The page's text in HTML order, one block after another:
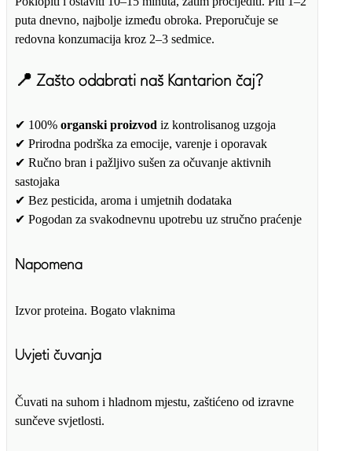
puta dnevno, najbolje između obroka. Preporučuje se
redovna konzumacija kroz 2–3 sedmice.
📍 Zašto odabrati naš Kantarion čaj?
✔ 100% organski proizvod iz kontrolisanog uzgoja
✔ Prirodna podrška za emocije, varenje i oporavak
✔ Ručno bran i pažljivo sušen za očuvanje aktivnih
sastojaka
✔ Bez pesticida, aroma i umjetnih dodataka
✔ Pogodan za svakodnevnu upotrebu uz stručno praćenje
Napomena
Izvor proteina. Bogato vlaknima
Uvjeti čuvanja
Čuvati na suhom i hladnom mjestu, zaštićeno od izravne
sunčeve svjetlosti.